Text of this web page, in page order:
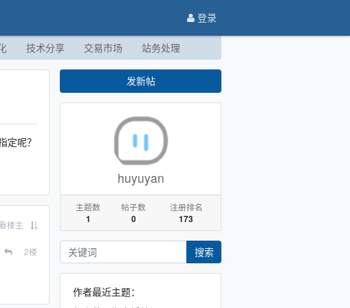
登录
技术分享 交易市场 站务处理
定呢？
楼主
2楼
发新帖
huyuyan
主题数
1
帖子数
0
注册排名
173
搜索
作者最近主题：